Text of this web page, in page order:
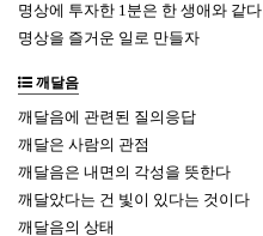
명상에 투자한 1분은 한 생애와 같다
명상을 즐거운 일로 만들자
깨달음
깨달음에 관련된 질의응답
깨달은 사람의 관점
깨달음은 내면의 각성을 뜻한다
깨달았다는 건 빛이 있다는 것이다
깨달음의 상태